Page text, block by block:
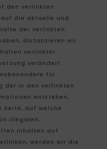
den verlinkten
die aktuelle und
der verlinkten
distanzieren wir
verlinkter
verändert
für
der in den verlinkten
entstehen,
auf welche
illegalen,
Inhalten auf
werden wir die